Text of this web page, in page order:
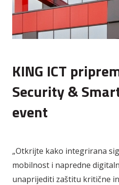
KING ICT
Security &
event
„Otkrijte kako integrirana
mobilnost i napredne
unaprijediti zaštitu kritične